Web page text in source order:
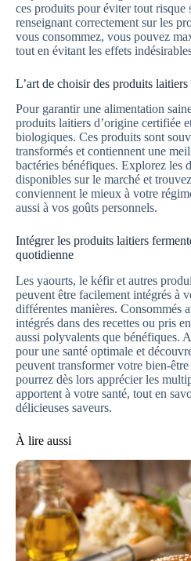
ces produits pour éviter tout risque
renseignant correctement sur les
vous consommez, vous pouvez
tout en évitant les effets
L’art de choisir des produits
Pour garantir une alimentation
produits laitiers d’origine certifiée
biologiques. Ces produits sont
transformés et contiennent une
bactéries bénéfiques. Explorez les
disponibles sur le marché et
conviennent le mieux à votre
aussi à vos goûts personnels.
Intégrer les produits laitiers
quotidienne
Les yaourts, le kéfir et autres
peuvent être facilement intégrés à
différentes manières. Consommés
intégrés dans des recettes ou pris
aussi polyvalents que bénéfiques.
pour une santé optimale et
peuvent transformer votre bien-
pourrez dès lors apprécier les
apportent à votre santé, tout en
délicieuses saveurs.
À lire aussi